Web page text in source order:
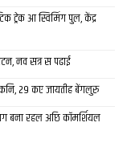
ट्रेक आ स्विमिंग पुल, केंद्र
नव सत्र स पढाई
29 कए जायतीह बेंगलुरु
बना रहल अछि कॉमर्शियल